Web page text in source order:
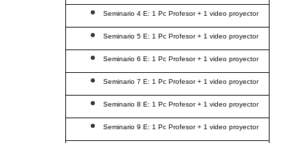
Seminario 4 E: 1 Pc Profesor + 1 video proyector
Seminario 5 E: 1 Pc Profesor + 1 video proyector
Seminario 6 E: 1 Pc Profesor + 1 video proyector
Seminario 7 E: 1 Pc Profesor + 1 video proyector
Seminario 8 E: 1 Pc Profesor + 1 video proyector
Seminario 9 E: 1 Pc Profesor + 1 video proyector